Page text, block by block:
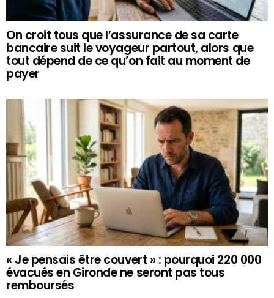
On croit tous que l’assurance de sa carte
bancaire suit le voyageur partout, alors que
tout dépend de ce qu’on fait au moment de
payer
« Je pensais être couvert » : pourquoi 220 000
évacués en Gironde ne seront pas tous
remboursés